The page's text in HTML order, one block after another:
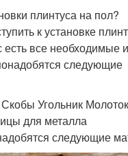
плинтуса на пол?
к установке
есть все необходимые
следующие
Угольник
для металла
следующие